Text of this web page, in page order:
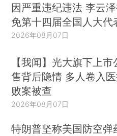
因严重违纪违法 李云
免第十四届全国人大代
2026年08月07日
【我闻】光大旗下上市
售背后隐情 多人卷入
败案被查
2026年08月07日
特朗普坚称美国防空弹